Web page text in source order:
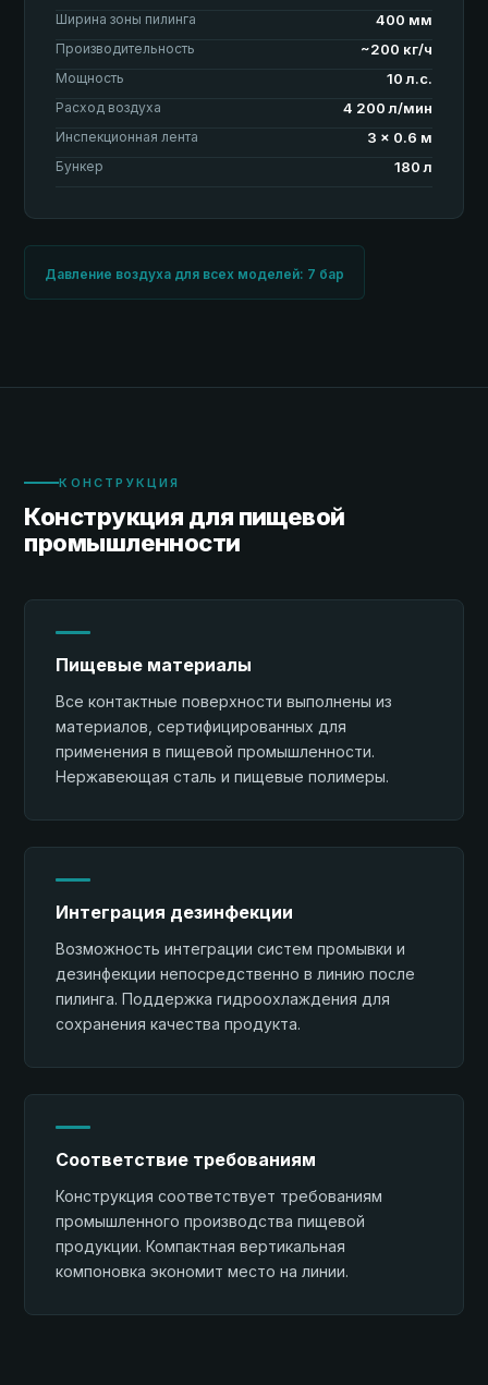
Ширина зоны пилинга 400 мм
Производительность ~200 кг/ч
Мощность 10 л.с.
Расход воздуха 4 200 л/мин
Инспекционная лента 3 × 0.6 м
Бункер 180 л
Давление воздуха для всех моделей: 7 бар
КОНСТРУКЦИЯ
Конструкция для пищевой
промышленности
Пищевые материалы
Все контактные поверхности выполнены из
материалов, сертифицированных для
применения в пищевой промышленности.
Нержавеющая сталь и пищевые полимеры.
Интеграция дезинфекции
Возможность интеграции систем промывки и
дезинфекции непосредственно в линию после
пилинга. Поддержка гидроохлаждения для
сохранения качества продукта.
Соответствие требованиям
Конструкция соответствует требованиям
промышленного производства пищевой
продукции. Компактная вертикальная
компоновка экономит место на линии.